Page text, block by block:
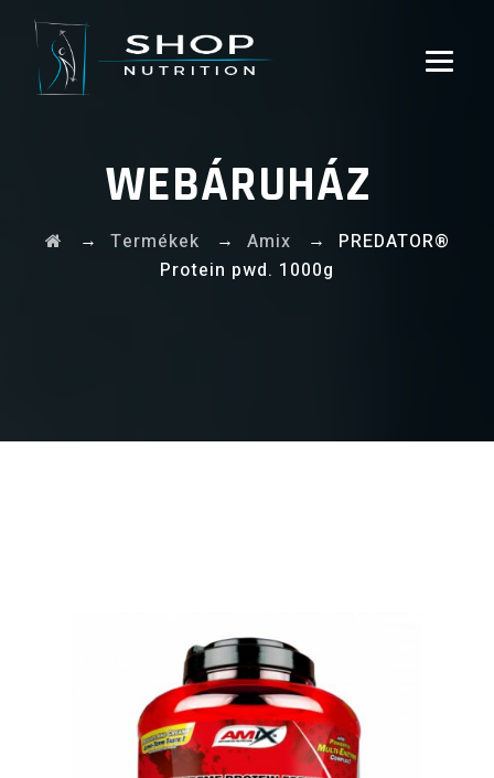
WEBÁRUHÁZ
→ Termékek → Amix →
PREDATOR®
Protein pwd. 1000g